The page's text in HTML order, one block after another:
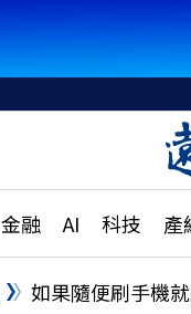
金融 AI 科技 產
國際
如果隨便刷手機